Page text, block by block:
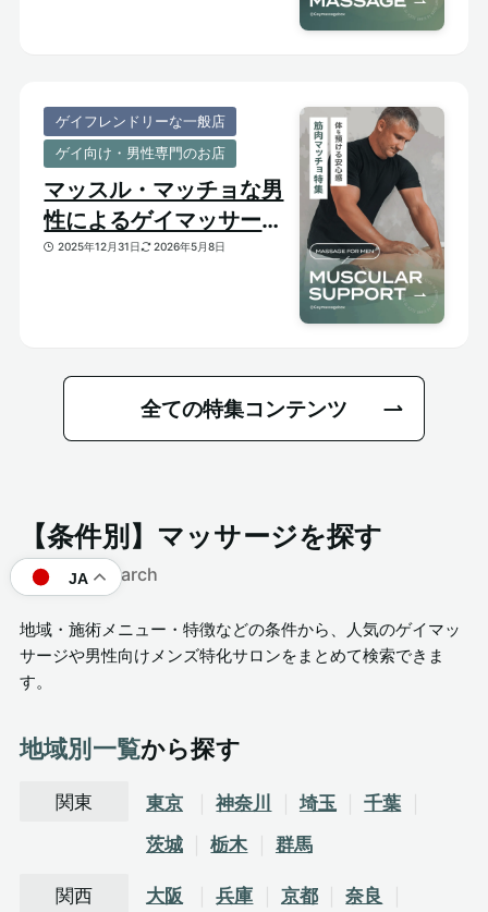
ゲイフレンドリーな一般店
ゲイ向け・男性専門のお店
マッスル・マッチョな男
性によるゲイマッサージ
特集｜おすすめ筋肉質メ
2025年12月31日 2026年5月8日
全ての特集コンテンツ
【条件別】マッサージを探す
Category search
地域・施術メニュー・特徴などの条件から、人気のゲイマッ
サージや男性向けメンズ特化サロンをまとめて検索できま
す。
地域別一覧から探す
関東 東京 神奈川 埼玉
千葉
茨城
栃木 群馬
関西 大阪 兵庫 京都
奈良
JA